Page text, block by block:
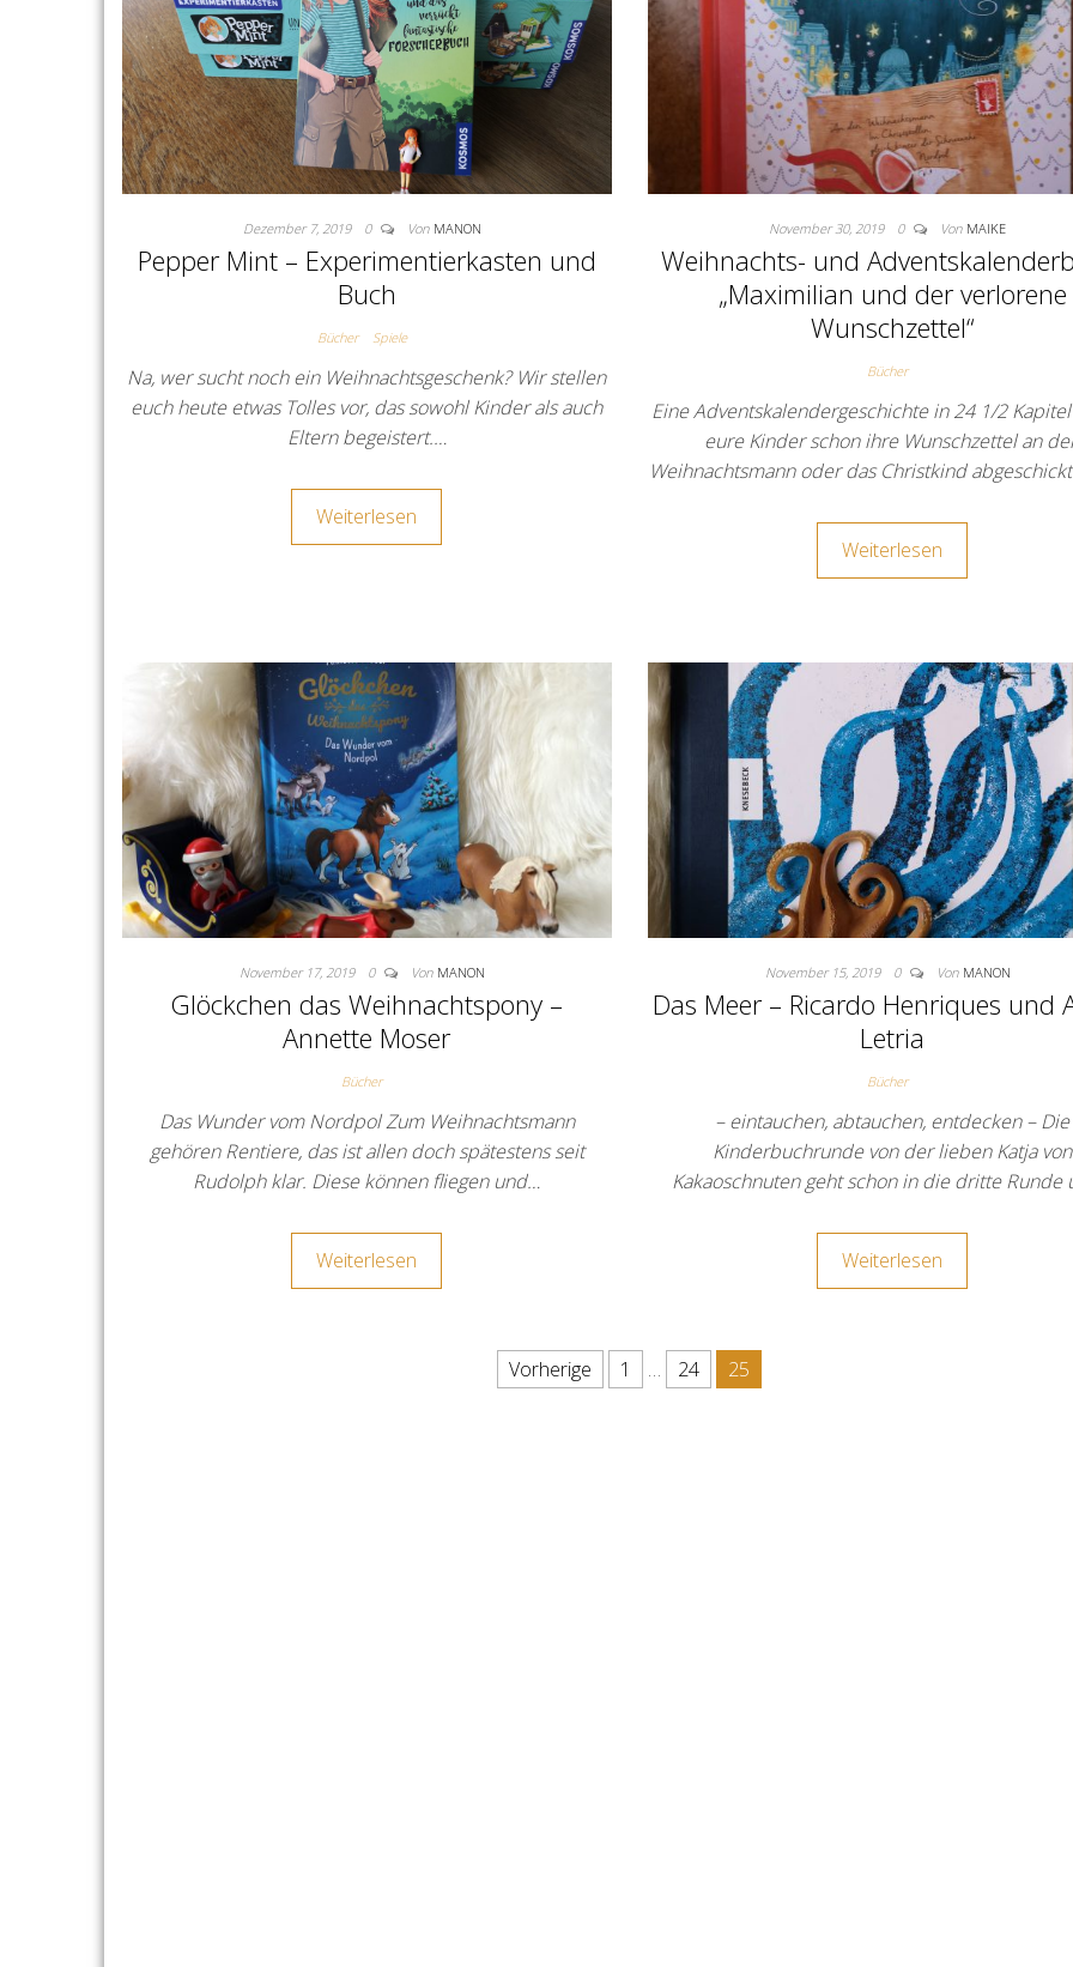
Dezember 7, 2019 0 Von MANON
Pepper Mint – Experimentierkasten und
Buch
Bücher Spiele
Na, wer sucht noch ein Weihnachtsgeschenk? Wir stellen
euch heute etwas Tolles vor, das sowohl Kinder als auch
Eltern begeistert.…
Weiterlesen
November 30, 2019 0 Von MAIKE
Weihnachts- und
„Maximilian und der verlorene
Wunschzettel“
Bücher
Eine Adventskalendergeschichte in 24 1/2
eure Kinder schon ihre Wunschzettel an
Weihnachtsmann oder das Christkind
Weiterlesen
November 17, 2019 0 Von MANON
Glöckchen das Weihnachtspony –
Annette Moser
Bücher
Das Wunder vom Nordpol Zum Weihnachtsmann
gehören Rentiere, das ist allen doch spätestens seit
Rudolph klar. Diese können fliegen und…
Weiterlesen
November 15, 2019 0 Von MANON
Das Meer – Ricardo Henriques und
Letria
Bücher
– eintauchen, abtauchen, entdecken – Die
Kinderbuchrunde von der lieben Katja von
Kakaoschnuten geht schon in die dritte Runde
Weiterlesen
Seitennummerierung der Beiträge
Vorherige 1 … 24 25